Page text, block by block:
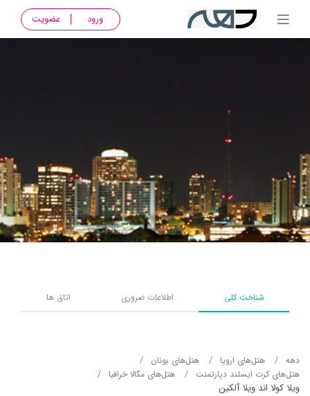
ورود عضویت
شناخت کلی اطلاعات ضروری اتاق ها
دهه هتل‌های اروپا
هتل‌های یونان
هتل‌های کرت ایسلند دپارتمنت
هتل‌های مگالا خرافیا
ویلا کولا اند ویلا آلکین